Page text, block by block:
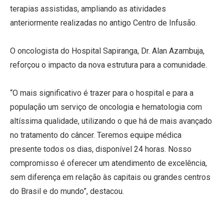
terapias assistidas, ampliando as atividades
anteriormente realizadas no antigo Centro de Infusão.
O oncologista do Hospital Sapiranga, Dr. Alan Azambuja,
reforçou o impacto da nova estrutura para a comunidade.
“O mais significativo é trazer para o hospital e para a
população um serviço de oncologia e hematologia com
altíssima qualidade, utilizando o que há de mais avançado
no tratamento do câncer. Teremos equipe médica
presente todos os dias, disponível 24 horas. Nosso
compromisso é oferecer um atendimento de excelência,
sem diferença em relação às capitais ou grandes centros
do Brasil e do mundo”, destacou.